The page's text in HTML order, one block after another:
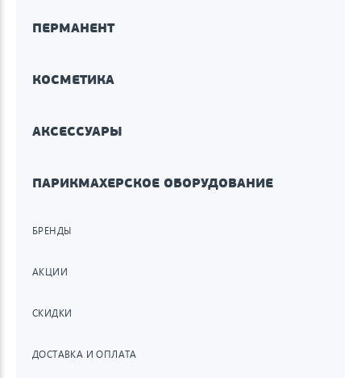
ПЕРМАНЕНТ
КОСМЕТИКА
АКСЕССУАРЫ
ПАРИКМАХЕРСКОЕ ОБОРУДОВАНИЕ
БРЕНДЫ
АКЦИИ
СКИДКИ
ДОСТАВКА И ОПЛАТА